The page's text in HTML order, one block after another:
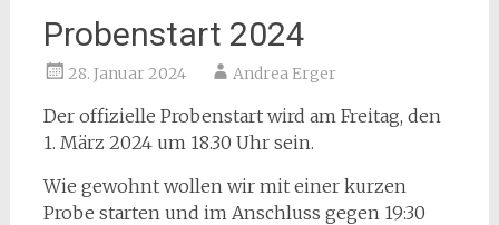
Probenstart 2024
28. Januar 2024 Andrea Erger
Der offizielle Probenstart wird am Freitag, den
1. März 2024 um 18.30 Uhr sein.
Wie gewohnt wollen wir mit einer kurzen
Probe starten und im Anschluss gegen 19:30